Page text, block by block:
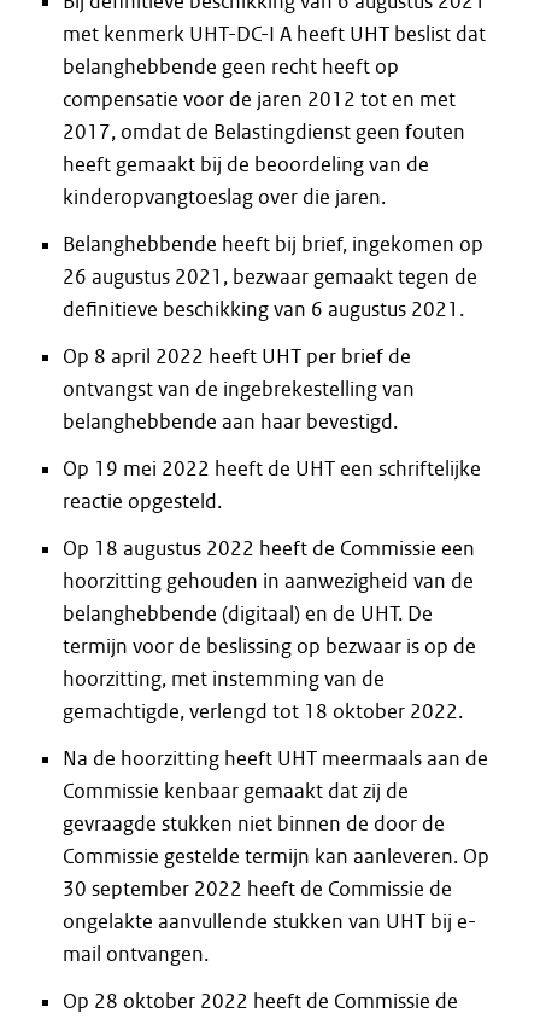
met kenmerk UHT-DC-I A heeft UHT beslist dat
belanghebbende geen recht heeft op
compensatie voor de jaren 2012 tot en met
2017, omdat de Belastingdienst geen fouten
heeft gemaakt bij de beoordeling van de
kinderopvangtoeslag over die jaren.
Belanghebbende heeft bij brief, ingekomen op
26 augustus 2021, bezwaar gemaakt tegen de
definitieve beschikking van 6 augustus 2021.
Op 8 april 2022 heeft UHT per brief de
ontvangst van de ingebrekestelling van
belanghebbende aan haar bevestigd.
Op 19 mei 2022 heeft de UHT een schriftelijke
reactie opgesteld.
Op 18 augustus 2022 heeft de Commissie een
hoorzitting gehouden in aanwezigheid van de
belanghebbende (digitaal) en de UHT. De
termijn voor de beslissing op bezwaar is op de
hoorzitting, met instemming van de
gemachtigde, verlengd tot 18 oktober 2022.
Na de hoorzitting heeft UHT meermaals aan de
Commissie kenbaar gemaakt dat zij de
gevraagde stukken niet binnen de door de
Commissie gestelde termijn kan aanleveren. Op
30 september 2022 heeft de Commissie de
ongelakte aanvullende stukken van UHT bij e-
mail ontvangen.
Op 28 oktober 2022 heeft de Commissie de